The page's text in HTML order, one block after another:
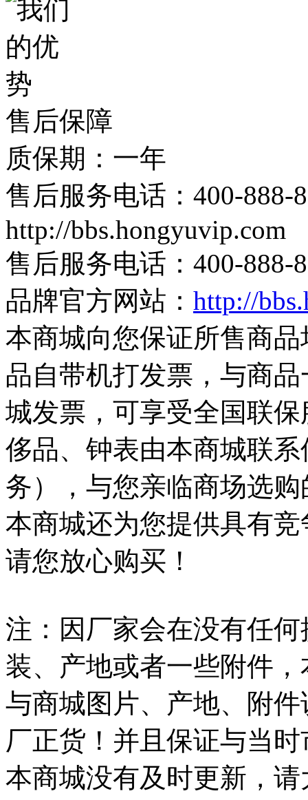
售后保障
质保期：一年
售后服务电话：400-888-
http://bbs.hongyuvip.com
售后服务电话：400-888-
品牌官方网站： http://
本商城向您保证所售商
品自带机打发票，与商
城发票，可享受全国联
侈品、钟表由本商城联
务），与您亲临商场选
本商城还为您提供具有
请您放心购买！
注：因厂家会在没有任
装、产地或者一些附件
与商城图片、产地、附
厂正货！并且保证与当
本商城没有及时更新，